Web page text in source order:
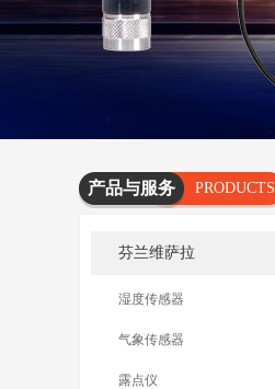
产品与服务
PRODUCTS
芬兰维萨拉
湿度传感器
气象传感器
露点仪